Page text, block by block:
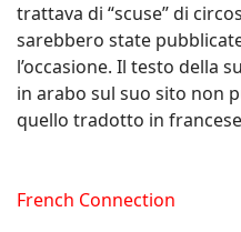
trattava di “scuse” di
sarebbero state
l’occasione. Il testo della
in arabo sul suo sito non
quello tradotto in
French Connection